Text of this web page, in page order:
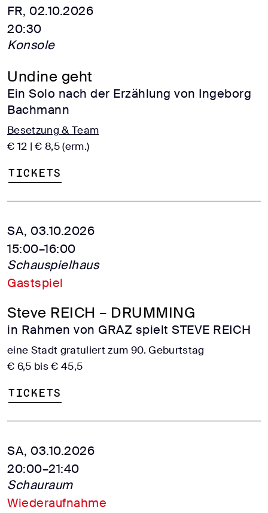
FR, 02.10.2026
20:30
Konsole
Undine geht
Ein Solo nach der Erzählung von Ingeborg
Bachmann
Besetzung & Team
€ 12 | € 8,5 (erm.)
Tickets
SA, 03.10.2026
15:00–16:00
Schauspielhaus
Gastspiel
Steve REICH – DRUMMING
in Rahmen von GRAZ spielt STEVE REICH
eine Stadt gratuliert zum 90. Geburtstag
€ 6,5 bis € 45,5
Tickets
SA, 03.10.2026
20:00–21:40
Schauraum
Wiederaufnahme